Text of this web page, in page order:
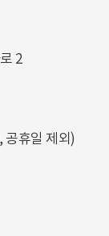
2
공휴일 제외)